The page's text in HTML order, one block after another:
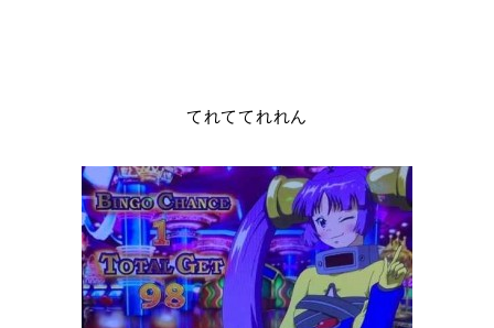
てれててれれん